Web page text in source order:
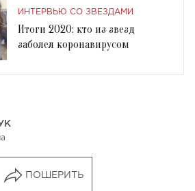
ИНТЕРВЬЮ СО ЗВЕЗДАМИ
Итоги 2020: кто из звезд
заболел коронавирусом
ПОШЕРИТЬ